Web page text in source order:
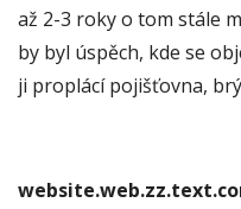
až 2-3 roky o tom stále
by byl úspěch, kde se
ji proplácí pojišťovna,